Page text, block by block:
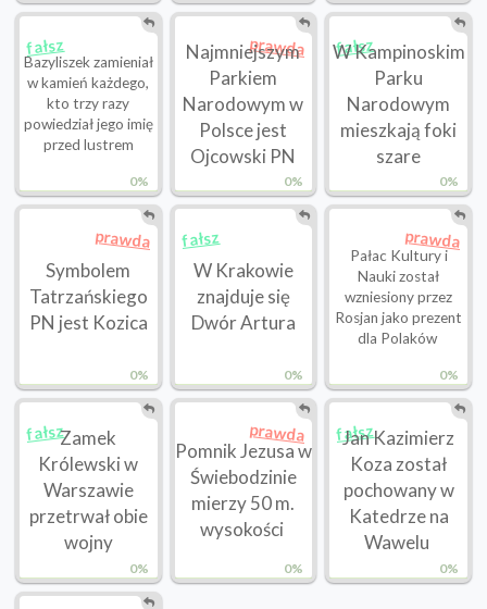
0%
fałsz
Bazyliszek zamieniał
w kamień każdego,
kto trzy razy
powiedział jego imię
przed lustrem
0%
prawda
Najmniejszym
Parkiem
Narodowym w
Polsce jest
Ojcowski PN
0%
fałsz
W Kampinoskim
Parku
Narodowym
mieszkają foki
szare
0%
prawda
Symbolem
Tatrzańskiego
PN jest Kozica
0%
fałsz
W Krakowie
znajduje się
Dwór Artura
0%
prawda
Pałac Kultury i
Nauki został
wzniesiony przez
Rosjan jako prezent
dla Polaków
0%
fałszZamek
Królewski w
Warszawie
przetrwał obie
wojny
0%
prawda
Pomnik Jezusa w
Świebodzinie
mierzy 50 m.
wysokości
0%
fałsz
Jan Kazimierz
Koza został
pochowany w
Katedrze na
Wawelu